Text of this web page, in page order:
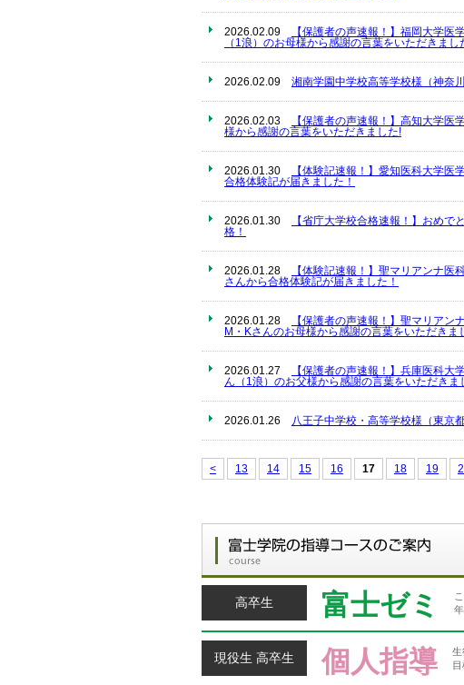
2026.02.09
【保護者の声速報！】福岡大学
（1浪）のお母様から感謝の言葉をいただきまし
2026.02.09 湘南学園中学校高等学校様（神奈
2026.02.03
【保護者の声速報！】高知大学
様から感謝の言葉をいただきました!
2026.01.30
【体験記速報！】愛知医科大学
合格体験記が届きました！
2026.01.30
【省庁大学校合格速報！】おめ
格！
2026.01.28
【体験記速報！】聖マリアンナ
さんから合格体験記が届きました！
2026.01.28
【保護者の声速報！】聖マリア
M・Kさんのお母様から感謝の言葉をいただきま
2026.01.27
【保護者の声速報！】兵庫医科
ん（1浪）のお父様から感謝の言葉をいただきま
2026.01.26 八王子中学校・高等学校様（東京
< 13 14 15 16 17 18 19
高卒生 富士ゼミ
現役生 高卒生 個人指導
生